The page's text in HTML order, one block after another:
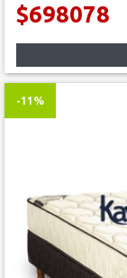
$698078
-11%